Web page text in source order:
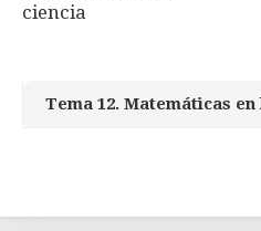
ciencia